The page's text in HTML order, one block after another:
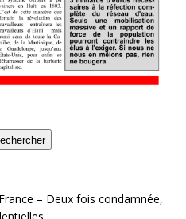
– Deux fois condamnée,